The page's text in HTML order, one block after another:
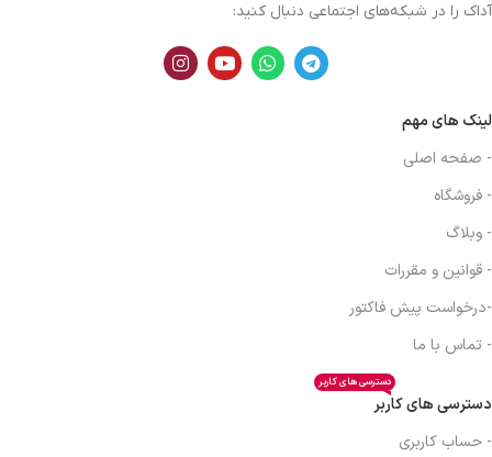
آداک را در شبکه‌های اجتماعی دنبال کنید:
لینک های مهم
- صفحه اصلی
- فروشگاه
- وبلاگ
- قوانین و مقررات
-درخواست پیش فاکتور
- تماس با ما
دسترسی های کاربر
دسترسی های کاربر
- حساب کاربری